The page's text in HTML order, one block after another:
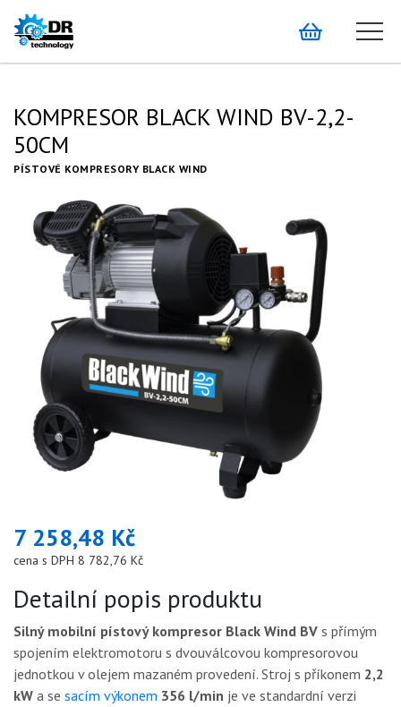
KOMPRESOR BLACK WIND BV-2,2-
50CM
PÍSTOVÉ KOMPRESORY BLACK WIND
7 258,48 Kč
cena s DPH 8 782,76 Kč
Detailní popis produktu
Silný mobilní pístový kompresor Black Wind BV s přímým
spojením elektromotoru s dvouválcovou kompresorovou
jednotkou v olejem mazaném provedení. Stroj s příkonem 2,2
kW a se sacím výkonem 356 l/min je ve standardní verzi